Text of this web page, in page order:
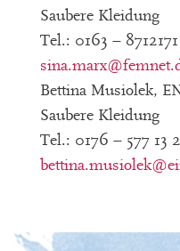
Saubere Kleidung
Tel.: 0163 – 8712171
sina.marx
Bettina Musiolek,
Saubere Kleidung
Tel.: 0176 – 577 13
bettina.musiolek